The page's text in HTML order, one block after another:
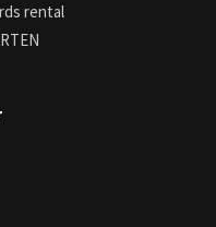
rental